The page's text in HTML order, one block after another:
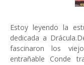
Estoy leyendo la
dedicada a
fascinaron los
entrañable Conde